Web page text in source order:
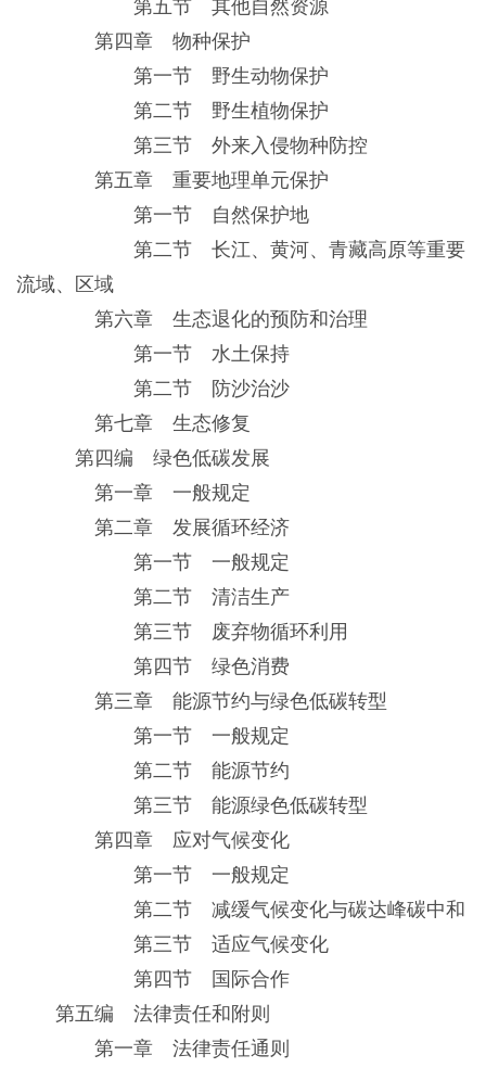
第五节 其他自然资源
第四章 物种保护
第一节 野生动物保护
第二节 野生植物保护
第三节 外来入侵物种防控
第五章 重要地理单元保护
第一节 自然保护地
第二节 长江、黄河、青藏高原等重要
流域、区域
第六章 生态退化的预防和治理
第一节 水土保持
第二节 防沙治沙
第七章 生态修复
第四编 绿色低碳发展
第一章 一般规定
第二章 发展循环经济
第一节 一般规定
第二节 清洁生产
第三节 废弃物循环利用
第四节 绿色消费
第三章 能源节约与绿色低碳转型
第一节 一般规定
第二节 能源节约
第三节 能源绿色低碳转型
第四章 应对气候变化
第一节 一般规定
第二节 减缓气候变化与碳达峰碳中和
第三节 适应气候变化
第四节 国际合作
第五编 法律责任和附则
第一章 法律责任通则